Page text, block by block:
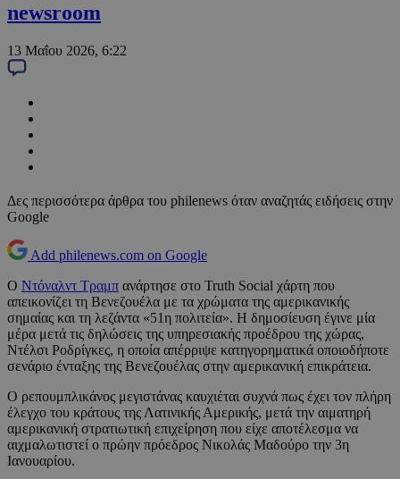
newsroom
13 Μαΐου 2026, 6:22
Δες περισσότερα άρθρα του philenews όταν αναζητάς ειδήσεις στην
Google
Add philenews.com on Google
Ο Ντόναλντ Τραμπ ανάρτησε στο Truth Social χάρτη που
απεικονίζει τη Βενεζουέλα με τα χρώματα της αμερικανικής
σημαίας και τη λεζάντα «51η πολιτεία». Η δημοσίευση έγινε μία
μέρα μετά τις δηλώσεις της υπηρεσιακής προέδρου της χώρας,
Ντέλσι Ροδρίγκες, η οποία απέρριψε κατηγορηματικά οποιοδήποτε
σενάριο ένταξης της Βενεζουέλας στην αμερικανική επικράτεια.
Ο ρεπουμπλικάνος μεγιστάνας καυχιέται συχνά πως έχει τον πλήρη
έλεγχο του κράτους της Λατινικής Αμερικής, μετά την αιματηρή
αμερικανική στρατιωτική επιχείρηση που είχε αποτέλεσμα να
αιχμαλωτιστεί ο πρώην πρόεδρος Νικολάς Μαδούρο την 3η
Ιανουαρίου.